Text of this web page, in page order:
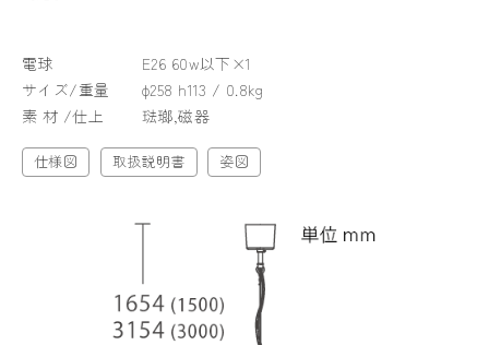
電球
E26 60w以下×1
サイズ/重量
φ258 h113 / 0.8kg
素 材 /仕上
琺瑯,磁器
仕様図 取扱説明書 姿図